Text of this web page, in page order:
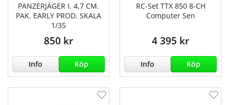
PANZERJÄGER I. 4,7 CM.
PAK. EARLY PROD. SKALA
1/35
850 kr
Info Köp
RC-Set TTX 850 8-CH
Computer Sen
4 395 kr
Info Köp